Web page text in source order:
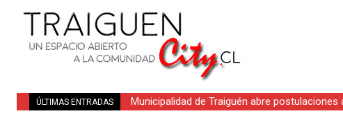
ÚLTIMAS ENTRADAS Obituario | Nelson Aliro Lagos Correa (Q.E.P.D.)